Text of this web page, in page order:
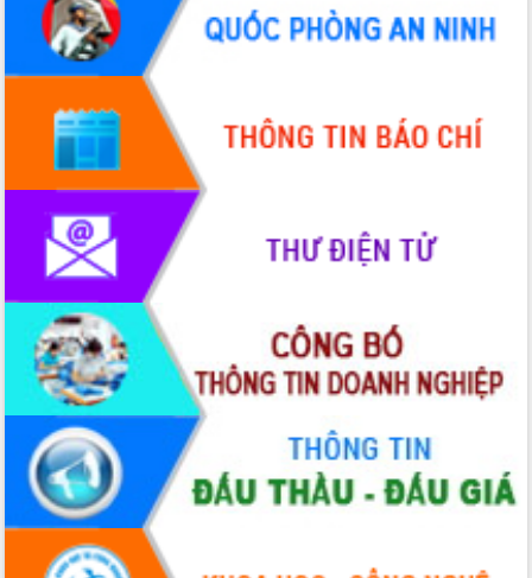
Tập huấn nâng cao năng lực triển khai
chuyển đổi số cho cán bộ, công chức
cấp xã
Đắk Lắk phát động hưởng ứng Ngày
Quyền của người tiêu dùng Việt Nam
Đẩy mạnh cải cách hành chính, quyết
tâm đạt được mục tiêu tăng trưởng
hai con số trong năm 2026
Tổ chức trang trọng Lễ hội Đền thờ
Lương Văn Chánh năm 2026
Phó Bí thư Tỉnh ủy Đắk Lắk Đỗ Hữu
Huy giữ chức Bí thư Đảng ủy Ủy Ban
Nhân dân tỉnh
Bệnh án điện tử thúc đẩy chuyển đổi
số y tế tại Đắk Lắk
Chuyển đổi số thư viện: Mở rộng
không gian tri thức trong thời đại số
Đánh giá, rút kinh nghiệm công tác tổ
chức diễn tập trước ngày bầu cử
Chương trình “Gặp gỡ hữu nghị –
Friendship Meeting New Year 2026”